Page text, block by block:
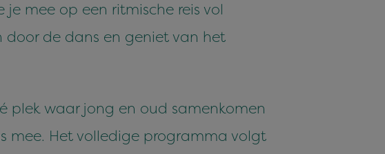
je mee op een ritmische reis vol
door de dans en geniet van het
plek waar jong en oud samenkomen
mee. Het volledige programma volgt